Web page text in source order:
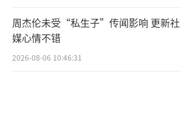
周杰伦未受“私生子”传闻影响 更新社
媒心情不错
2026-08-06 10:46:31